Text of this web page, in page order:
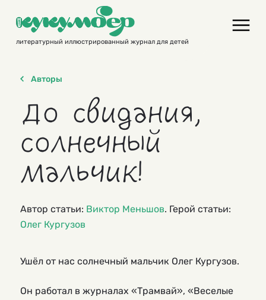
contentлитературный иллюстрированный журнал для детей
Авторы
До свидания,
солнечный
мальчик!
Автор статьи: Виктор Меньшов. Герой статьи:
Олег Кургузов
Ушёл от нас солнечный мальчик Олег Кургузов.
Он работал в журналах «Трамвай», «Веселые